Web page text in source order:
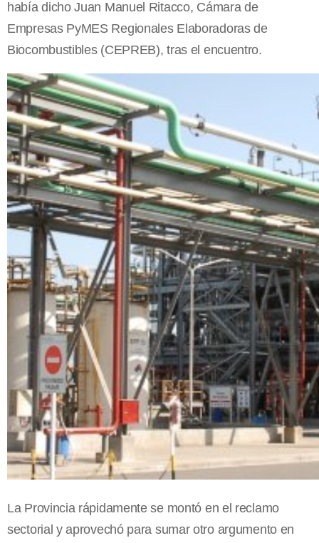
había dicho Juan Manuel Ritacco, Cámara de
Empresas PyMES Regionales Elaboradoras de
Biocombustibles (CEPREB), tras el encuentro.
La Provincia rápidamente se montó en el reclamo
sectorial y aprovechó para sumar otro argumento en